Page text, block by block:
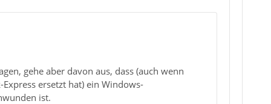
gehe aber davon aus, dass (auch wenn
ersetzt hat) ein Windows-
ist.